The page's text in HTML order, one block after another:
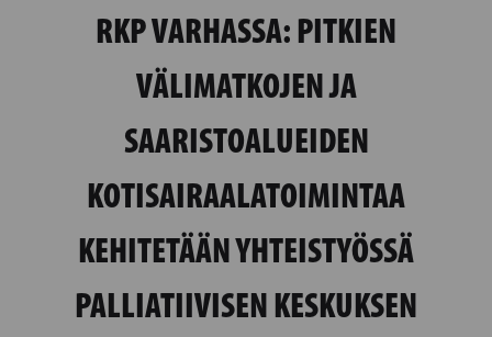
RKP VARHASSA: PITKIEN
VÄLIMATKOJEN JA
SAARISTOALUEIDEN
KOTISAIRAALATOIMINTAA
KEHITETÄÄN YHTEISTYÖSSÄ
PALLIATIIVISEN KESKUKSEN